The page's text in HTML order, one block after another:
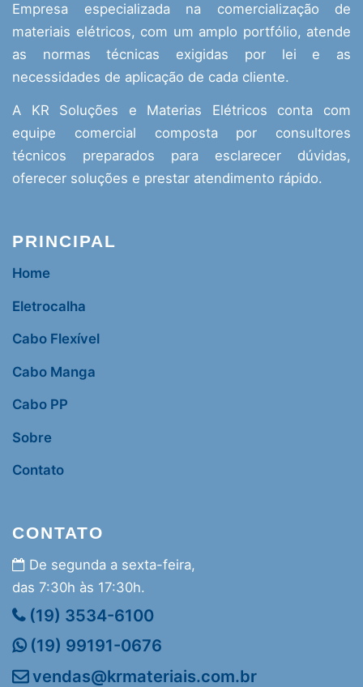
Empresa especializada na comercialização de
materiais elétricos, com um amplo portfólio, atende
as normas técnicas exigidas por lei e as
necessidades de aplicação de cada cliente.
A KR Soluções e Materias Elétricos conta com
equipe comercial composta por consultores
técnicos preparados para esclarecer dúvidas,
oferecer soluções e prestar atendimento rápido.
PRINCIPAL
Home
Eletrocalha
Cabo Flexível
Cabo Manga
Cabo PP
Sobre
Contato
CONTATO
De segunda a sexta-feira,
das 7:30h às 17:30h.
(19) 3534-6100
(19) 99191-0676
vendas@krmateriais.com.br